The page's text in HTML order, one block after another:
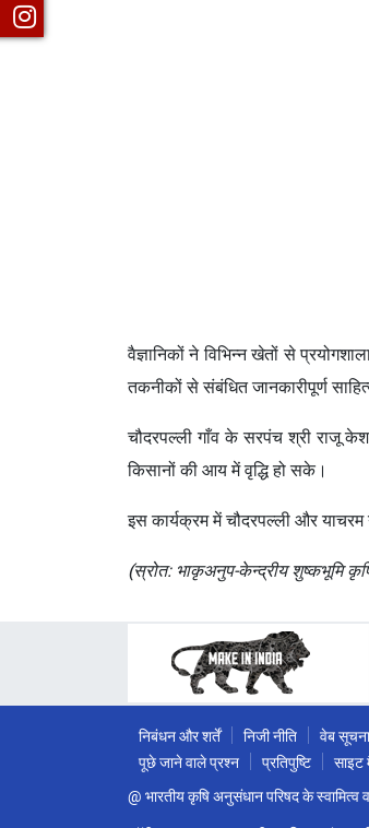
वैज्ञानिकों ने विभिन्न खेतों से
तकनीकों से संबंधित जानकारीपूर्ण
चौदरपल्ली गाँव के सरपंच श्री राजू
किसानों की आय में वृद्धि हो सके।
इस कार्यक्रम में चौदरपल्ली और
(स्रोत: भाकृअनुप-केन्द्रीय शुष्कभूमि
निबंधन और शर्तें निजी नीति वेब
पूछे जाने वाले प्रश्न
प्रतिपुष्टि
साइट
@ भारतीय कृषि अनुसंधान परिषद के स्वामित्व